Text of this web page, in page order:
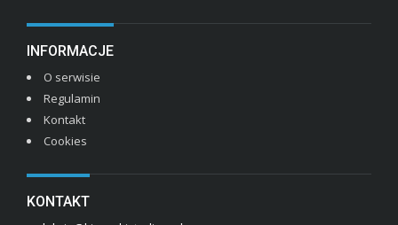
INFORMACJE
O serwisie
Regulamin
Kontakt
Cookies
KONTAKT